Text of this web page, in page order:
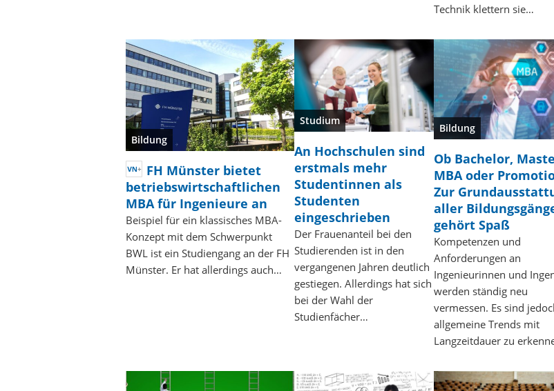
Technik klettern sie…
Bildung
FH Münster bietet
betriebswirtschaftlichen
MBA für Ingenieure an
Beispiel für ein klassisches MBA-
Konzept mit dem Schwerpunkt
BWL ist ein Studiengang an der FH
Münster. Er hat allerdings auch…
Studium
An Hochschulen sind
erstmals mehr
Studentinnen als
Studenten
eingeschrieben
Der Frauenanteil bei den
Studierenden ist in den
vergangenen Jahren deutlich
gestiegen. Allerdings hat sich
bei der Wahl der
Studienfächer…
Bildung
Ob Bachelor,
MBA oder
Zur
aller
gehört Spaß
Kompetenzen und
Anforderungen an
Ingenieurinnen und
werden ständig neu
vermessen. Es sind
allgemeine Trends mit
Langzeitdauer zu